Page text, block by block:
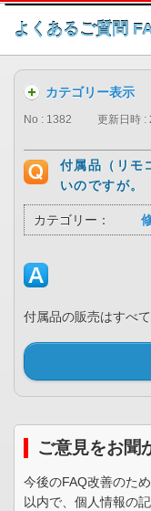
よくあるご質問
カテゴリー表示
No : 1382 更新日時 :
付属品（リモ
いのですが。
カテゴリー：
付属品の販売はすべ
ご意見をお聞
今後のFAQ改善のた
以内で、個人情報の